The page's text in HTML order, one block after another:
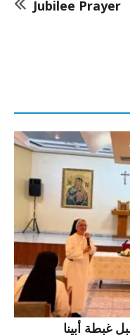
Jubilee Prayer
غبطة أبينا